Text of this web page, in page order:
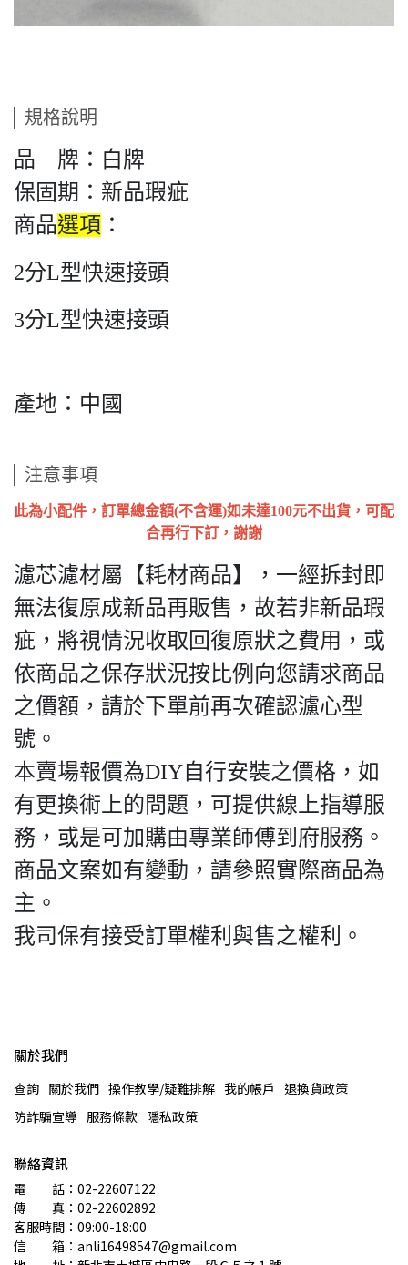
規格說明
品 牌：白牌
保固期：新品瑕疵
商品選項 ：
2分L型快速接頭
3分L型快速接頭
產地：中國
注意事項
此為小配件，訂單總金額(不含運)如未達100元不出貨，可配
合再行下訂，謝謝
濾芯濾材屬【耗材商品】，一經拆封即
無法復原成新品再販售，故若非新品瑕
疵，將視情況收取回復原狀之費用，或
依商品之保存狀況按比例向您請求商品
之價額，請於下單前再次確認濾心型
號。
本賣場報價為DIY自行安裝之價格，如
有更換術上的問題，可提供線上指導服
務，或是可加購由專業師傅到府服務。
商品文案如有變動，請參照實際商品為
主。
我司保有接受訂單權利與售之權利。
關於我們
查詢 關於我們 操作教學/疑難排解 我的帳戶
退換貨政策
防詐騙宣導 服務條款 隱私政策
聯絡資訊
電　　話：02-22607122
傳　　真：02-22602892
客服時間：09:00-18:00
信　　箱：anli16498547@gmail.com